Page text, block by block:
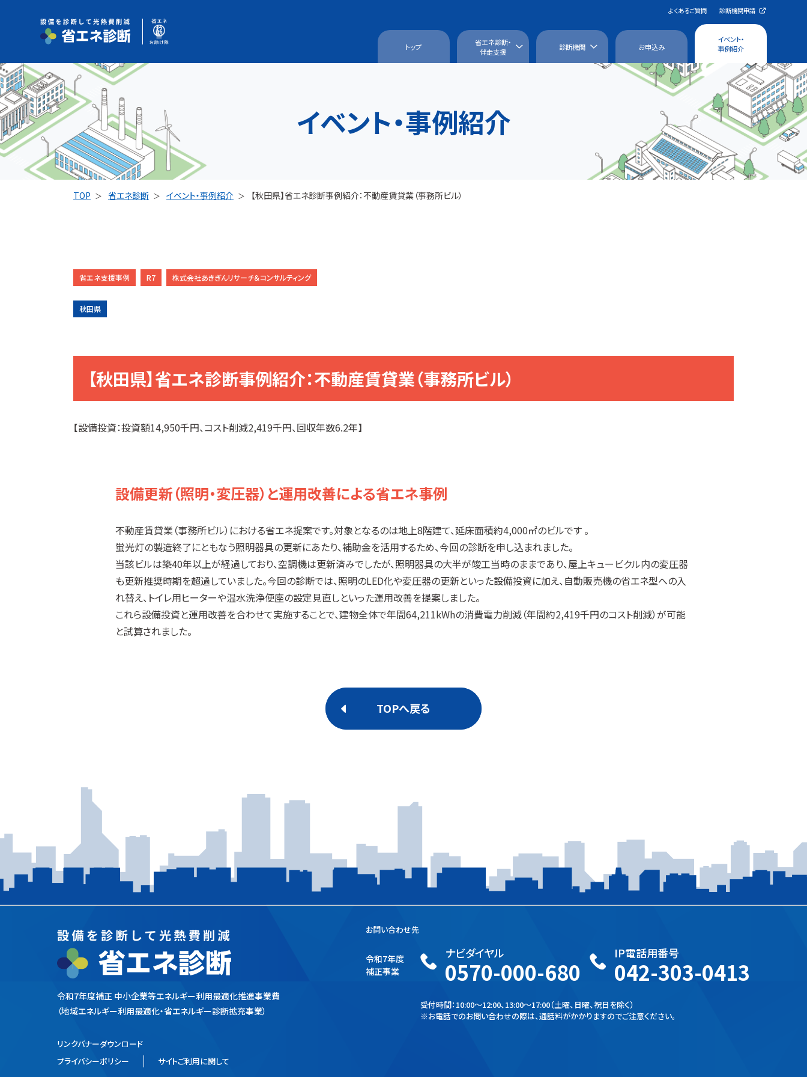
よくあるご質問 診断機関申請
トップ
省エネ診断・
伴走支援
IT診断 伴走支援 お申込み 診断機関
登録診断機関とは？ 省エネお助け隊とは？ お申込み
イベント・
事例紹介
イベント・事例紹介
TOP 省エネ診断 イベント・事例紹介 【秋田県】省エネ診断事例紹介：不動産賃貸業（事務所ビル）
省エネ支援事例 R7 株式会社あきぎんリサーチ＆コンサルティング
秋田県
【秋田県】省エネ診断事例紹介：不動産賃貸業（事務所ビル）
【設備投資：投資額14,950千円、コスト削減2,419千円、回収年数6.2年】
設備更新（照明・変圧器）と運用改善による省エネ事例
不動産賃貸業（事務所ビル）における省エネ提案です。対象となるのは地上8階建て、延床面積約4,000㎡のビルです 。
蛍光灯の製造終了にともなう照明器具の更新にあたり、補助金を活用するため、今回の診断を申し込まれました。
当該ビルは築40年以上が経過しており、空調機は更新済みでしたが、照明器具の大半が竣工当時のままであり、屋上キュービクル内の変圧器
も更新推奨時期を超過していました。今回の診断では、照明のLED化や変圧器の更新といった設備投資に加え、自動販売機の省エネ型への入
れ替え、トイレ用ヒーターや温水洗浄便座の設定見直しといった運用改善を提案しました。
これら設備投資と運用改善を合わせて実施することで、建物全体で年間64,211kWhの消費電力削減（年間約2,419千円のコスト削減）が可能
と試算されました。
TOPへ戻る
令和7年度補正 中小企業等エネルギー利用最適化推進事業費
（地域エネルギー利用最適化・省エネルギー診断拡充事業）
リンクバナーダウンロード
プライバシーポリシー
サイトご利用に関して
お問い合わせ先
令和7年度
補正事業
ナビダイヤル
0570-000-680
IP電話用番号
042-303-0413
受付時間：10:00～12:00、13:00～17:00（土曜、日曜、祝日を除く）
※お電話でのお問い合わせの際は、通話料がかかりますのでご注意ください。